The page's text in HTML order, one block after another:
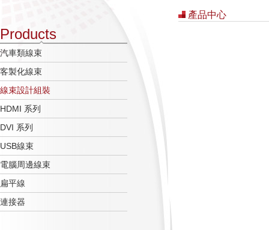
Products
汽車類線束
客製化線束
線束設計組裝
HDMI 系列
DVI 系列
USB線束
電腦周邊線束
扁平線
連接器
產品中心